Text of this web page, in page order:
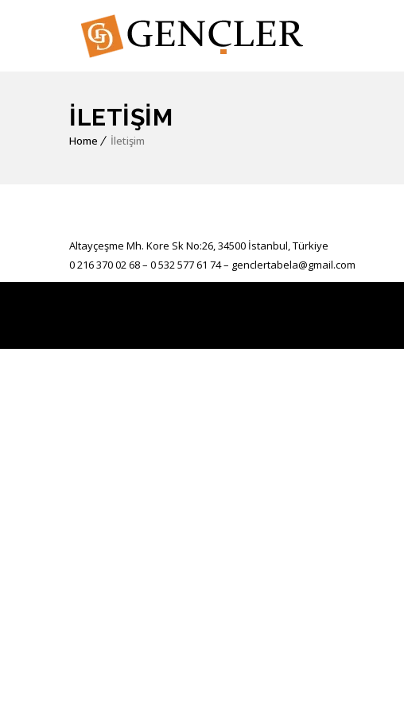
İLETIŞIM
Home İletişim
Altayçeşme Mh. Kore Sk No:26, 34500 İstanbul, Türkiye‎
0 216 370 02 68 – 0 532 577 61 74 – genclertabela@gmail.com